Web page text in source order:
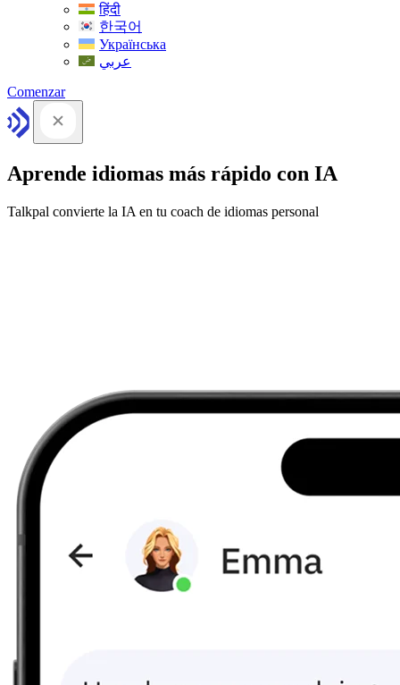
हिंदी
한국어
Українська
عربي
Comenzar
Aprende idiomas más rápido con IA
Talkpal convierte la IA en tu coach de idiomas personal